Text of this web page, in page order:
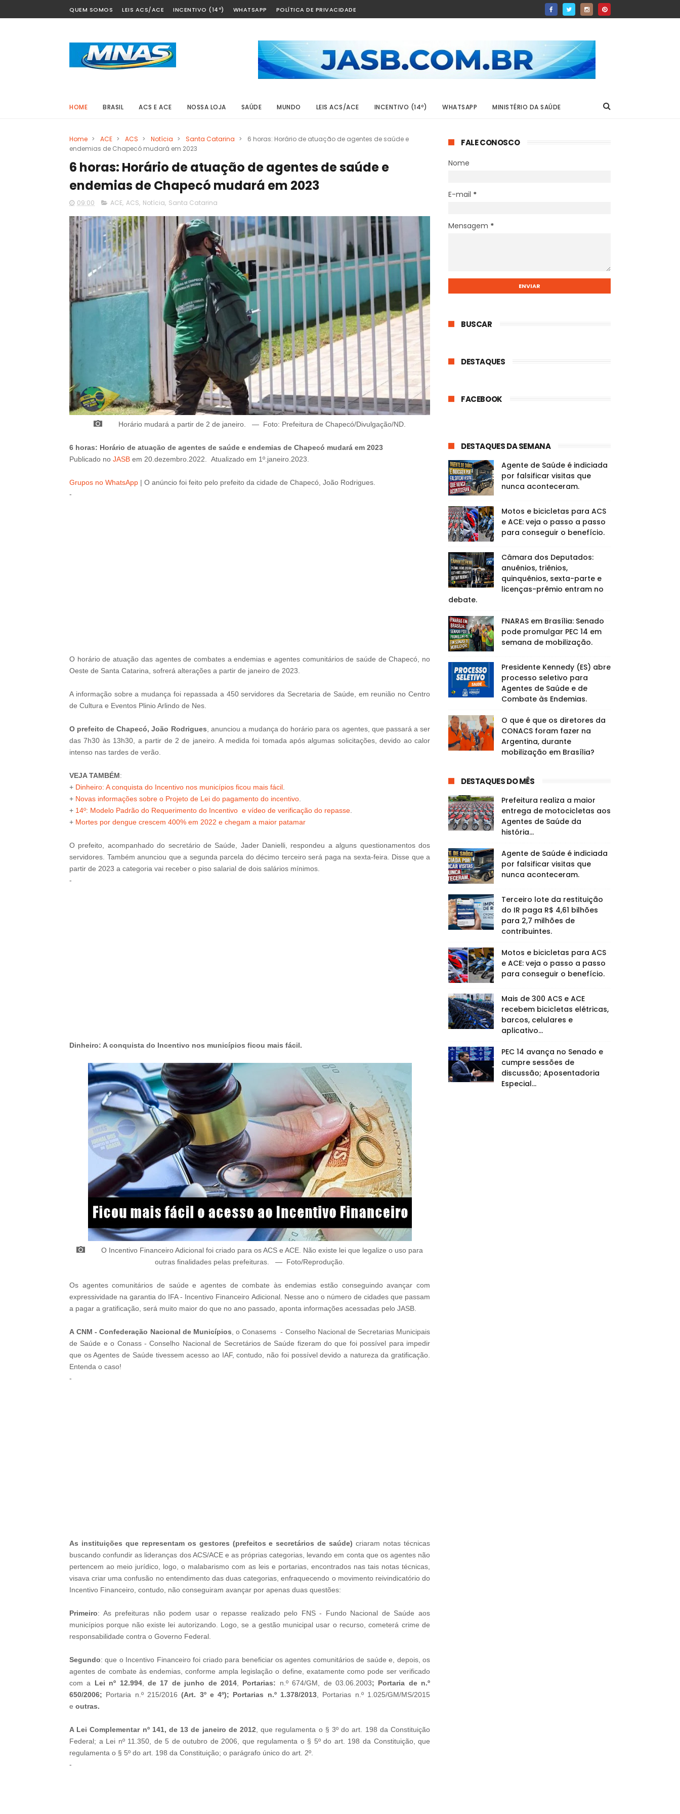
QUEM SOMOS LEIS ACS/ACE INCENTIVO (14º) WHATSAPP POLÍTICA DE PRIVACIDADE
HOME BRASIL ACS E ACE NOSSA LOJA SAÚDE MUNDO LEIS ACS/ACE INCENTIVO (14º) WHATSAPP MINISTÉRIO DA SAÚDE
Home > ACE > ACS > Notícia > Santa Catarina >
6 horas: Horário de atuação de agentes de saúde e
endemias de Chapecó mudará em 2023
6 horas: Horário de atuação de agentes de saúde e
endemias de Chapecó mudará em 2023
09:00 ACE, ACS, Notícia, Santa Catarina
Horário mudará a partir de 2 de janeiro. — Foto: Prefeitura de Chapecó/Divulgação/ND.
6 horas: Horário de atuação de agentes de saúde e endemias de Chapecó mudará em 2023
Publicado no JASB em 20 .dezembro .2022. Atualizado em 1º .janeiro .2023.
Grupos no WhatsApp | O anúncio foi feito pelo prefeito da cidade de Chapecó, João Rodrigues.
-
O horário de atuação das agentes de combates a endemias e agentes comunitários de saúde de Chapecó, no
Oeste de Santa Catarina, sofrerá alterações a partir de janeiro de 2023.
A informação sobre a mudança foi repassada a 450 servidores da Secretaria de Saúde, em reunião no Centro
de Cultura e Eventos Plinio Arlindo de Nes.
O prefeito de Chapecó, João Rodrigues , anunciou a mudança do horário para os agentes, que passará a ser
das 7h30 às 13h30, a partir de 2 de janeiro. A medida foi tomada após algumas solicitações, devido ao calor
intenso nas tardes de verão.
VEJA TAMBÉM:
+ Dinheiro: A conquista do Incentivo nos municípios ficou mais fácil
+ Novas informações sobre o Projeto de Lei do pagamento do incentivo
+ 14º: Modelo Padrão do Requerimento do Incentivo e vídeo de verificação do repasse
+ Mortes por dengue crescem 400% em 2022 e chegam a maior patamar
O prefeito, acompanhado do secretário de Saúde, Jader Danielli, respondeu a alguns questionamentos dos
servidores. Também anunciou que a segunda parcela do décimo terceiro será paga na sexta-feira. Disse que a
partir de 2023 a categoria vai receber o piso salarial de dois salários mínimos.
-
Dinheiro: A conquista do Incentivo nos municípios ficou mais fácil.
O Incentivo Financeiro Adicional foi criado para os ACS e ACE. Não existe lei que legalize o uso para
outras finalidades pelas prefeituras
— Foto/Reprodução
Os agentes comunitários de saúde e agentes de combate às endemias estão conseguindo avançar com
expressividade na garantia do IFA - Incentivo Financeiro Adicional. Nesse ano o número de cidades que passam
a pagar a gratificação, será muito maior do que no ano passado, aponta informações acessadas pelo JASB.
ACNM - Confederação Nacional de Municípios , oConasems - Conselho Nacional de Secretarias Municipais
de Saúde e o Conass - Conselho Nacional de Secretários de Saúde fizeram do que foi possível para impedir
que os Agentes de Saúde tivessem acesso ao IAF, contudo, não foi possível devido a natureza da gratificação.
Entenda o caso!
-
As instituições que representam os gestores (prefeitos e secretários de saúde) criaram notas técnicas
buscando confundir as lideranças dos ACS/ACE e as próprias categorias, levando em conta que os agentes não
pertencem ao meio jurídico, logo, o malabarismo com as leis e portarias, encontrados nas tais notas técnicas,
visava criar uma confusão no entendimento das duas categorias, enfraquecendo o movimento reivindicatório do
Incentivo Financeiro, contudo, não conseguiram avançar por apenas duas questões:
Primeiro: As prefeituras não podem usar o repasse realizado pelo FNS - Fundo Nacional de Saúde aos
municípios porque não existe lei autorizando. Logo, se a gestão municipal usar o recurso, cometerá crime de
responsabilidade contra o Governo Federal.
Segundo: que o Incentivo Financeiro foi criado para beneficiar os agentes comunitários de saúde e, depois, os
agentes de combate às endemias, conforme ampla legislação o define, exatamente como pode ser verificado
com a Lei nº 12.994, de 17 de junho de 2014, Portarias: n.º 674/GM, de 03.06.2003; Portaria de n.º
650/2006; Portaria n.º 215/2016 (Art. 3º e 4º); Portarias n.º 1.378/2013 , Portarias n.º 1.025/GM/MS/2015
e outras.
A Lei Complementar nº 141, de 13 de janeiro de 2012 , que regulamenta o § 3º do art. 198 da Constituição
Federal; a Lei nº 11.350, de 5 de outubro de 2006, que regulamenta o § 5º do art. 198 da Constituição, que
regulamenta o § 5º do art. 198 da Constituição; o parágrafo único do art. 2º.
-
FALE CONOSCO
Nome
E-mail *
Mensagem *
BUSCAR
DESTAQUES
FACEBOOK
DESTAQUES DA SEMANA
Agente de Saúde é indiciada
por falsificar visitas que
nunca aconteceram.
Motos e bicicletas para ACS
e ACE: veja o passo a passo
para conseguir o benefício.
Câmara dos Deputados:
anuênios, triênios,
quinquênios, sexta-parte e
licenças-prêmio entram no
debate.
FNARAS em Brasília: Senado
pode promulgar PEC 14 em
semana de mobilização.
Presidente Kennedy (ES) abre
processo seletivo para
Agentes de Saúde e de
Combate às Endemias.
O que é que os diretores da
CONACS foram fazer na
Argentina, durante
mobilização em Brasília?
DESTAQUES DO MÊS
Prefeitura realiza a maior
entrega de motocicletas aos
Agentes de Saúde da
história...
Agente de Saúde é indiciada
por falsificar visitas que
nunca aconteceram.
Terceiro lote da restituição
do IR paga R$ 4,61 bilhões
para 2,7 milhões de
contribuintes.
Motos e bicicletas para ACS
e ACE: veja o passo a passo
para conseguir o benefício.
Mais de 300 ACS e ACE
recebem bicicletas elétricas,
barcos, celulares e
aplicativo...
PEC 14 avança no Senado e
cumpre sessões de
discussão; Aposentadoria
Especial...